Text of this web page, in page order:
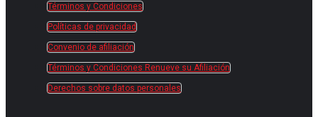
Términos y Condiciones
Políticas de privacidad
Convenio de afiliación
Términos y Condiciones Renueve su Afiliación
Derechos sobre datos personales